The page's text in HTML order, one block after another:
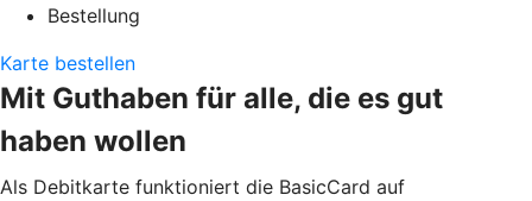
Bestellung
Karte bestellen
Mit Guthaben für alle, die es gut
haben wollen
Als Debitkarte funktioniert die BasicCard auf